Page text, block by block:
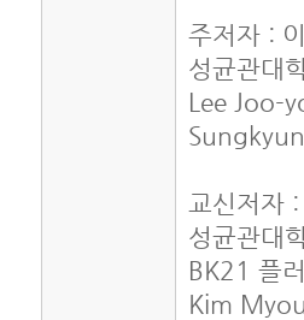
주저자 :
성균관대
Lee Joo-
교신저자
성균관대
BK21 플
Kim